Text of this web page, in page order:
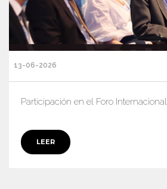
13-06-2026
Participación en el Foro
LEER